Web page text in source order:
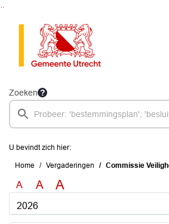
Zoeken
U bevindt zich hier:
Home Vergaderingen Commissie
A A A
2026